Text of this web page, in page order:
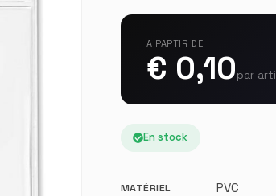
À PARTIR DE
€ 0,10par
En stock
MATÉRIEL PVC